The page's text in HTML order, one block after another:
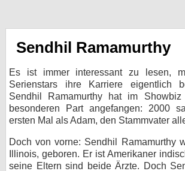
Sendhil Ramamurthy
Es ist immer interessant zu lesen,
Serienstars ihre Karriere eigentlich
Sendhil Ramamurthy hat im
besonderen Part angefangen: 2000
ersten Mal als Adam, den Stammvater
Doch von vorne: Sendhil Ramamurthy
Illinois, geboren. Er ist Amerikaner
seine Eltern sind beide Ärzte. Doch
KULTUR
Specials
SERVICE
Gewinnspiele
Forum